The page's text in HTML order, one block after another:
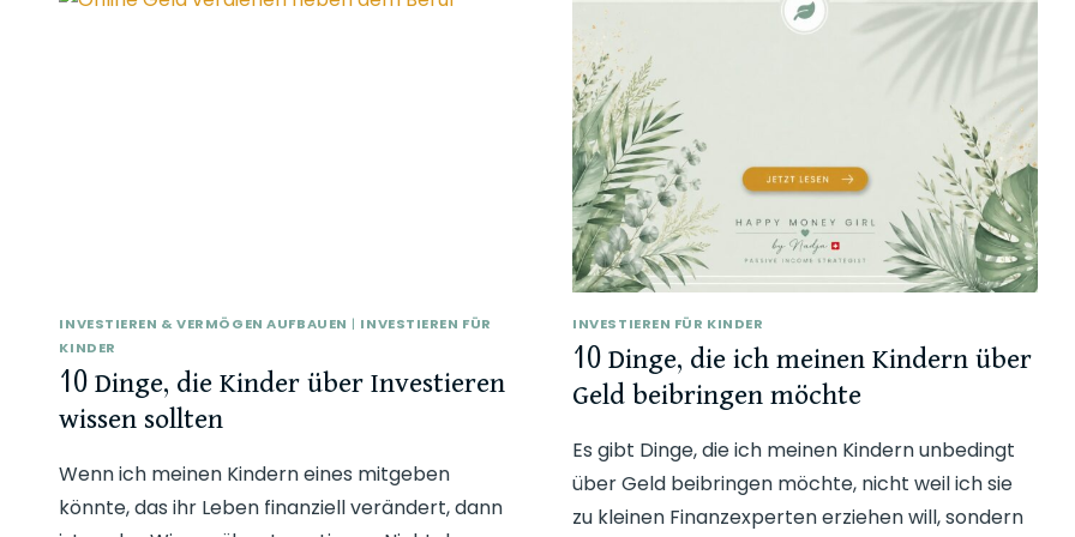
INVESTIEREN & VERMÖGEN AUFBAUEN | INVESTIEREN FÜR
KINDER
10 Dinge, die Kinder über Investieren
wissen sollten
Wenn ich meinen Kindern eines mitgeben
könnte, das ihr Leben finanziell verändert, dann
INVESTIEREN FÜR KINDER
10 Dinge, die ich meinen Kindern über
Geld beibringen möchte
Es gibt Dinge, die ich meinen Kindern unbedingt
über Geld beibringen möchte, nicht weil ich sie
zu kleinen Finanzexperten erziehen will, sondern